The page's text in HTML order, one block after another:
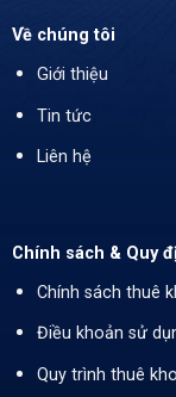
Về chúng tôi
Giới thiệu
Tin tức
Liên hệ
Chính sách & Quy
Chính sách thuê
Điều khoản sử
Quy trình thuê kho